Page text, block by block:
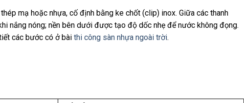
thép mạ hoặc nhựa, cố định bằng ke chốt (clip) inox. Giữa các thanh
nắng nóng; nền bên dưới được tạo độ dốc nhẹ để nước không đọng.
các bước có ở bài thi công sàn nhựa ngoài trời.